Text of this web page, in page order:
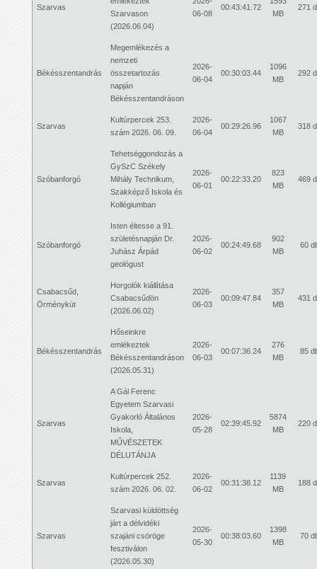
Szarvas
Szarvason
(2026.06.04)
06-08
00:43:41.72
MB
271
Békésszentandrás
Megemlékezés a
nemzeti
összetartozás
napján
Békésszentandráson
2026-
06-04
00:30:03.44
1096
MB
292
Szarvas
Kultúrpercek 253.
szám 2026. 06. 09.
2026-
06-04
00:29:26.96
1067
MB
318
Szóbanforgó
Tehetséggondozás a
GySzC Székely
Mihály Technikum,
Szakképző Iskola és
Kollégiumban
2026-
06-01
00:22:33.20
823
MB
469
Szóbanforgó
Isten éltesse a 91.
születésnapján Dr.
Juhász Árpád
geológust
2026-
06-02
00:24:49.68
902
MB
60
Csabacsűd,
Örménykút
Horgolók kiállítása
Csabacsűdön
(2026.06.02)
2026-
06-03
00:09:47.84
357
MB
431
Békésszentandrás
Hőseinkre
emlékeztek
Békésszentandráson
(2026.05.31)
2026-
06-03
00:07:36.24
276
MB
85
Szarvas
A Gál Ferenc
Egyetem Szarvasi
Gyakorló Általános
Iskola,
MŰVÉSZETEK
DÉLUTÁNJA
2026-
05-28
02:39:45.92
5874
MB
220
Szarvas
Kultúrpercek 252.
szám 2026. 06. 02.
2026-
06-02
00:31:38.12
1139
MB
188
Szarvas
Szarvasi küldöttség
járt a délvidéki
szajáni csöröge
fesztiválon
(2026.05.30)
2026-
05-30
00:38:03.60
1398
MB
70